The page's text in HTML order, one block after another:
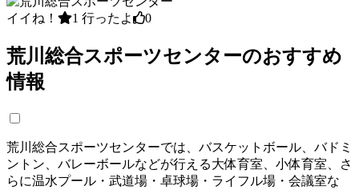
イイね！ 1 行ったよ 0
荒川総合スポーツセンターのおすすめ
情報
荒川総合スポーツセンターでは、バスケットボール、バドミ
ントン、バレーボールなどが行える大体育室、小体育室、さ
らに温水プール・武道場・卓球場・ライフル場・会議室な